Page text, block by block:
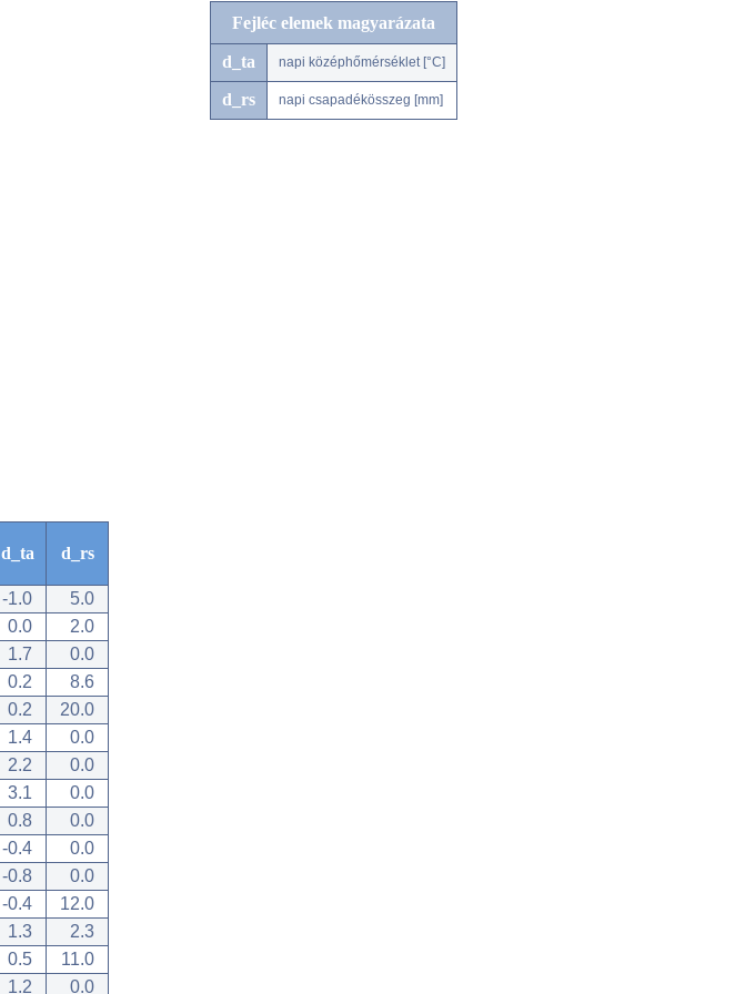
Fejléc elemek magyarázata
d_ta napi középhőmérséklet [°C]
d_rs napi csapadékösszeg [mm]
d_ta d_rs
-1.0
5.0
0.0
2.0
1.7
0.0
0.2
8.6
0.2
20.0
1.4
0.0
2.2
0.0
3.1
0.0
0.8
0.0
-0.4
0.0
-0.8
0.0
-0.4
12.0
1.3
2.3
0.5
11.0
1.2 0.0